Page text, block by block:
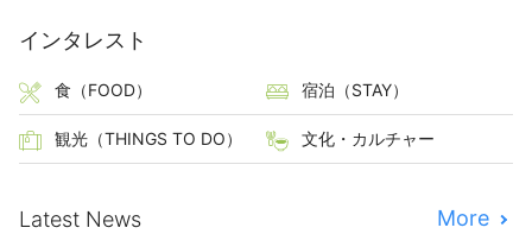
インタレスト
食（FOOD） 宿泊（STAY）
観光（THINGS TO DO） 文化・カルチャー
Latest News More